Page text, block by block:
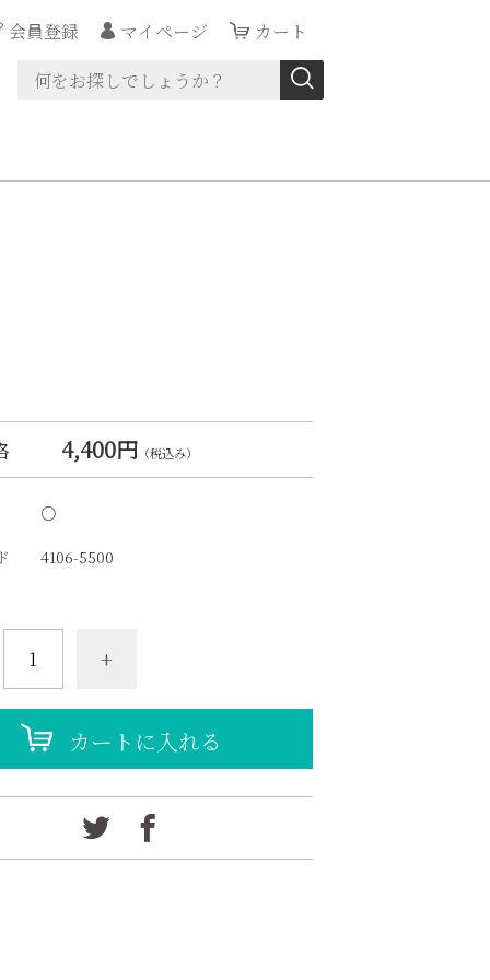
会員登録 マイページ カート
4,400円 （税込み）
○
4106-5500
+
カートに入れる